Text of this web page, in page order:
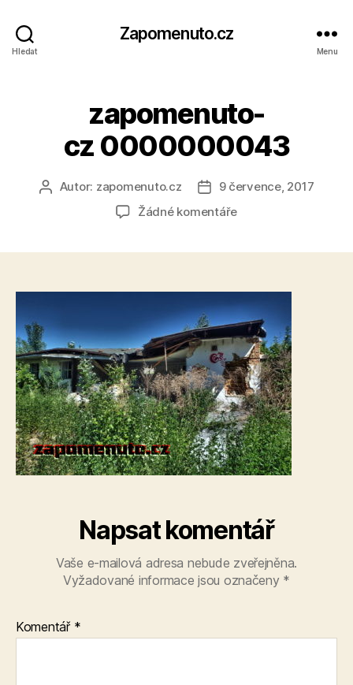
Hledat
Zapomenuto.cz
Menu
zapomenuto-
cz 0000000043
AutorAutor: zapomenuto.cz
Datum
příspěvku
9 července, 2017
Žádné komentářeu
Napsat komentář
Vaše e-mailová adresa nebude zveřejněna.
Vyžadované informace jsou označeny *
Komentář *